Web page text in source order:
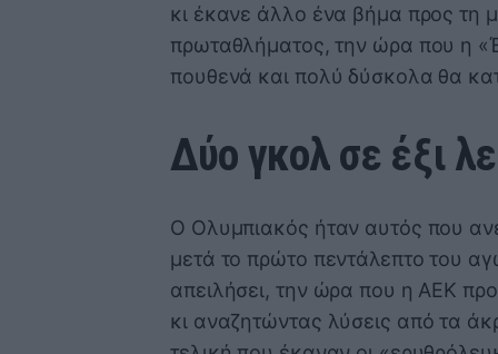
κι έκανε άλλο ένα βήμα προς τη
πρωταθλήματος, την ώρα που η
πουθενά και πολύ δύσκολα θα
Δύο γκολ σε έξι
Ο Ολυμπιακός ήταν αυτός που
μετά το πρώτο πεντάλεπτο του
απειλήσει, την ώρα που η ΑΕΚ
κι αναζητώντας λύσεις από τα